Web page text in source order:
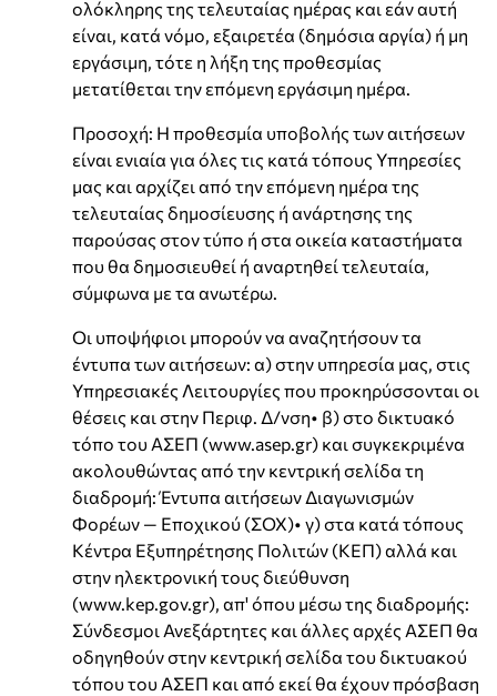
ολόκληρης της τελευταίας ημέρας και εάν αυτή
είναι, κατά νόμο, εξαιρετέα (δημόσια αργία) ή μη
εργάσιμη, τότε η λήξη της προθεσμίας
μετατίθεται την επόμενη εργάσιμη ημέρα.
Προσοχή: Η προθεσμία υποβολής των αιτήσεων
είναι ενιαία για όλες τις κατά τόπους Υπηρεσίες
μας και αρχίζει από την επόμενη ημέρα της
τελευταίας δημοσίευσης ή ανάρτησης της
παρούσας στον τύπο ή στα οικεία καταστήματα
που θα δημοσιευθεί ή αναρτηθεί τελευταία,
σύμφωνα με τα ανωτέρω.
Οι υποψήφιοι μπορούν να αναζητήσουν τα
έντυπα των αιτήσεων: α) στην υπηρεσία μας, στις
Υπηρεσιακές Λειτουργίες που προκηρύσσονται οι
θέσεις και στην Περιφ. Δ/νση• β) στο δικτυακό
τόπο του ΑΣΕΠ (www.asep.gr) και συγκεκριμένα
ακολουθώντας από την κεντρική σελίδα τη
διαδρομή: Έντυπα αιτήσεων Διαγωνισμών
Φορέων — Εποχικού (ΣΟΧ)• γ) στα κατά τόπους
Κέντρα Εξυπηρέτησης Πολιτών (ΚΕΠ) αλλά και
στην ηλεκτρονική τους διεύθυνση
(www.kep.gov.gr), απ' όπου μέσω της διαδρομής:
Σύνδεσμοι Ανεξάρτητες και άλλες αρχές ΑΣΕΠ θα
οδηγηθούν στην κεντρική σελίδα του δικτυακού
τόπου του ΑΣΕΠ και από εκεί θα έχουν πρόσβαση